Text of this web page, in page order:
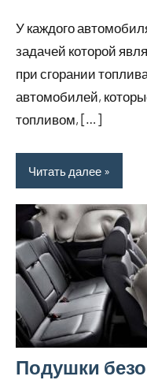
У каждого
задачей которой
при сгорании
автомобилей,
топливом, […]
Читать далее
Подушки